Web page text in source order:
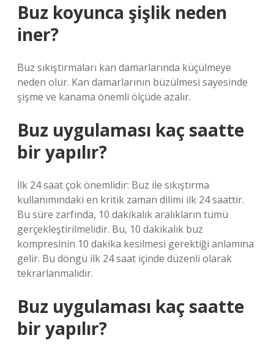
Buz koyunca şişlik neden
iner?
Buz sıkıştırmaları kan damarlarında küçülmeye
neden olur. Kan damarlarının büzülmesi sayesinde
şişme ve kanama önemli ölçüde azalır.
Buz uygulaması kaç saatte
bir yapılır?
İlk 24 saat çok önemlidir: Buz ile sıkıştırma
kullanımındaki en kritik zaman dilimi ilk 24 saattir.
Bu süre zarfında, 10 dakikalık aralıkların tümü
gerçekleştirilmelidir. Bu, 10 dakikalık buz
kompresinin 10 dakika kesilmesi gerektiği anlamına
gelir. Bu döngü ilk 24 saat içinde düzenli olarak
tekrarlanmalıdır.
Buz uygulaması kaç saatte
bir yapılır?